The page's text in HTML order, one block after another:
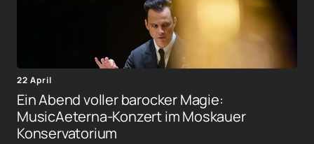
22 April
Ein Abend voller barocker Magie:
MusicAeterna-Konzert im Moskauer
Konservatorium